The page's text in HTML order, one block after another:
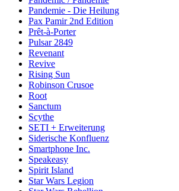
Pandemie - Die Heilung
Pax Pamir 2nd Edition
Prêt-à-Porter
Pulsar 2849
Revenant
Revive
Rising Sun
Robinson Crusoe
Root
Sanctum
Scythe
SETI + Erweiterung
Siderische Konfluenz
Smartphone Inc.
Speakeasy
Spirit Island
Star Wars Legion